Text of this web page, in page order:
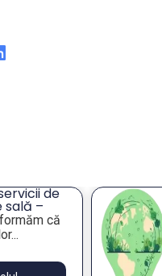
de
sală –
că